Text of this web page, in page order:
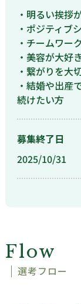
・明るい挨拶
・ポジティブ
・チームワー
・美容が大好
・繋がりを大
・結婚や出産
続けたい方
募集終了日
2025/10/31
Flow
選考フロー